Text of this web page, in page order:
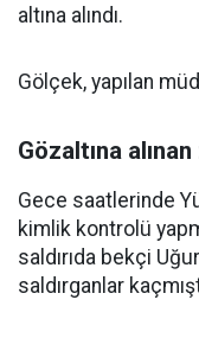
altına alındı.
Gölçek, yapılan
Gözaltına
Gece saatlerinde
kimlik kontrolü
saldırıda bekçi
saldırganlar